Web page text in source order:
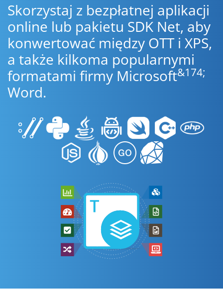
Skorzystaj z bezpłatnej aplikacji
online lub pakietu SDK Net, aby
konwertować między OTT i XPS,
a także kilkoma popularnymi
formatami firmy Microsoft&174;
Word.